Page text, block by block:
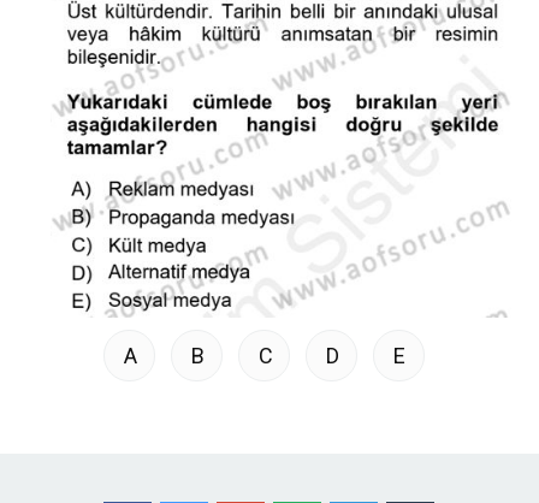
A B C D E